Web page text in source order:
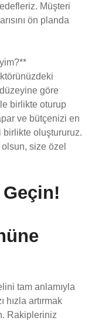
Müşteri
ön planda
göre
birlikte oturup
ve bütçenizi en
oluştururuz.
size özel
tam anlamıyla
hızla artırmak
Rakipleriniz